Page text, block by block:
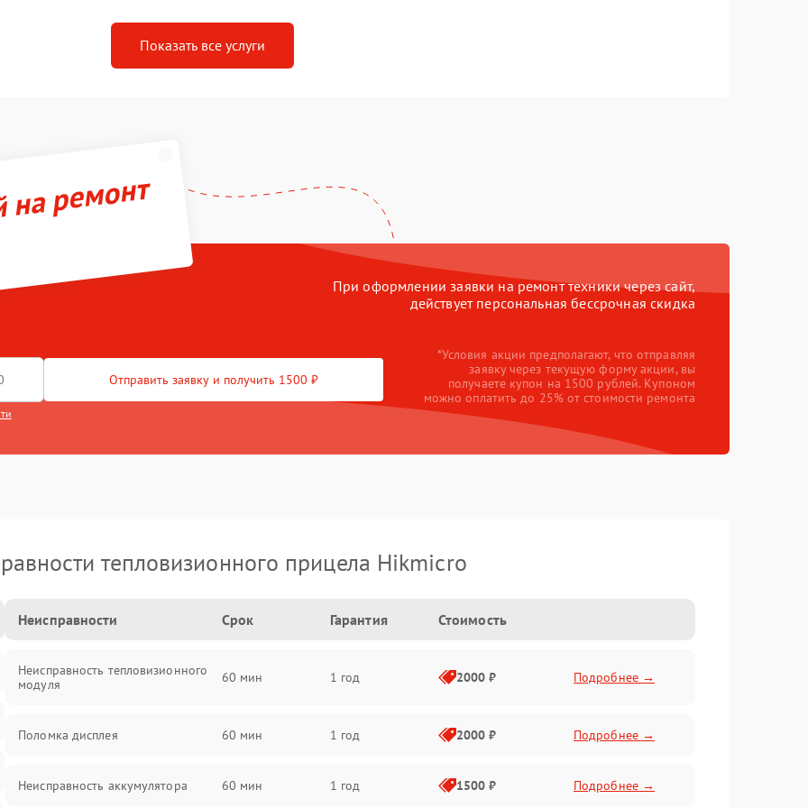
Показать все услуги
ремонт
При оформлении заявки на ремонт техники через сайт,
действует персональная бессрочная скидка
Отправить заявку и получить 1500 ₽
*Условия акции предполагают, что отправляя
заявку через текущую форму акции, вы
получаете купон на 1500 рублей. Купоном
можно оплатить до 25% от стоимости ремонта
тепловизионного прицела Hikmicro
Неисправности Срок Гарантия Стоимость
Неисправность тепловизионного
модуля
60 мин 1 год 2000 ₽ Подробнее →
Поломка дисплея 60 мин 1 год 2000 ₽ Подробнее →
Неисправность аккумулятора 60 мин 1 год 1500 ₽ Подробнее →